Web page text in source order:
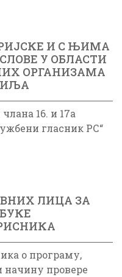
И С ЊИМА
У ОБЛАСТИ
ОРГАНИЗАМА
16. и 17а
гласник РС“
ЛИЦА ЗА
о програму,
начину провере